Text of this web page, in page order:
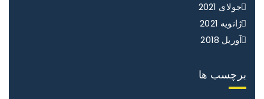
جولای 2021
ژانویه 2021
آوریل 2018
برچسب ها